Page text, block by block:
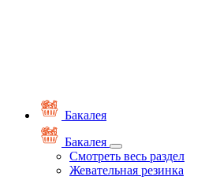
Бакалея
Бакалея
Смотреть весь раздел
Жевательная резинка